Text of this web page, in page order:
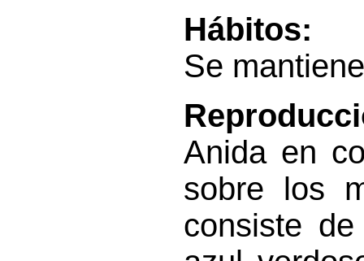
Hábitos:
Se
Anida en
sobre los
consiste